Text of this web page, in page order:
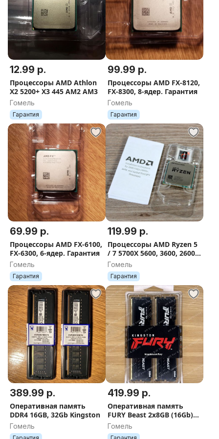
Пишите, звоните! (+Viber)
12.99 р.
Процессоры AMD Athlon
X2 5200+ X3 445 AM2 AM3
Гомель
Гарантия
99.99 р.
Процессоры AMD FX-8120,
FX-8300, 8-ядер. Гарантия
Гомель
Гарантия
69.99 р.
Процессоры AMD FX-6100,
FX-6300, 6-ядер. Гарантия
Гомель
Гарантия
119.99 р.
Процессоры AMD Ryzen 5
/ 7 5700X 5600, 3600, 2600,
1600 AM4
Гомель
Гарантия
389.99 р.
Оперативная память
DDR4 16GB, 32Gb Kingston
Гомель
419.99 р.
Оперативная память
FURY Beast 2x8GB (16Gb)
DDR4 3200МГц
Гомель